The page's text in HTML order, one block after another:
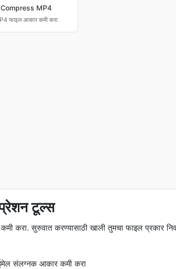
Compress MP4
फाइल आकार कमी करा
टूल्स
करा. सुरुवात करण्यासाठी खाली तुमचा फाइल प्रकार
संलग्नक आकार कमी करा